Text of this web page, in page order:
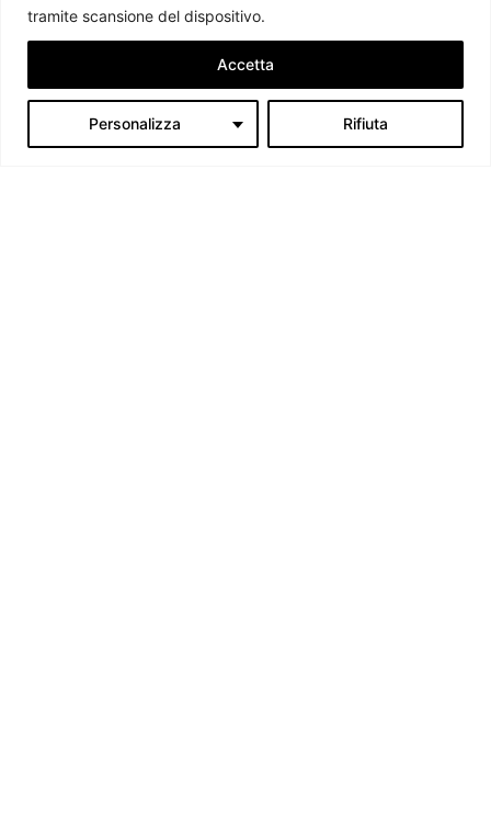
tramite scansione del dispositivo.
Personalizza Rifiuta
Accetta